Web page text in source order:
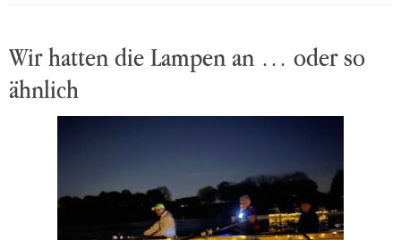
Wir hatten die Lampen an … oder so
ähnlich